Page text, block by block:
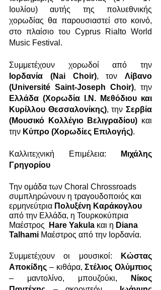
Ιουλίου) αυτής της πολυεθνικής
χορωδίας θα παρουσιαστεί στο κοινό,
στο πλαίσιο του Cyprus Rialto World
Music Festival.
Συμμετέχουν
Ιορδανία (Nai Choir), τον Λίβανο
(Université Saint-Joseph Choir)
Ελλάδα (Χορωδία Ι.Ν. Μεθόδιου και
Κυρίλλου Θεσσαλονίκης), την Σερβία
(Μουσικό Κολλέγιο Βελιγραδίου) και
την Κύπρο (Χορωδίες Επιλογής).
Καλλιτεχνική Επιμέλεια:
Μιχάλης
Γρηγορίου
Την ομάδα των Choral Chrossroads
συμπληρώνουν η τραγουδοποιός και
ερμηνεύτρια Πολυξένη Καράκογλου
από την Ελλάδα, η Τουρκοκύπρια
Μαέστρος
Hare Yakula και η Diana
Talhami Μαέστρος από την Ιορδανία.
Συμμετέχουν οι μουσικοί:
Κώστας
Αποκίδης – κιθάρα, Στέλιος Ολύμπιος
– μαντολίνο, μπουζούκι,
Νίκος